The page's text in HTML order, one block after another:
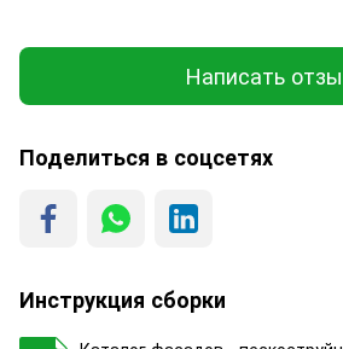
Написать
Поделиться в соцсетях
Инструкция сборки